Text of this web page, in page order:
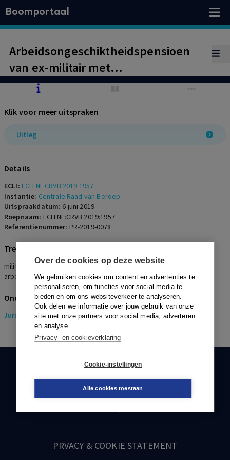
Over de cookies op deze website
We gebruiken cookies om content en advertenties te
personaliseren, om functies voor social media te
bieden en om ons websiteverkeer te analyseren.
Ook delen we informatie over jouw gebruik van onze
site met onze partners voor social media, adverteren
en analyse.
Privacy- en cookieverklaring
Cookie-instellingen
Alle cookies toestaan
Boomportaal
Arbeidsongeschiktheidspensioen
van ex-militair met
posttraumatische stress. Centrale
terecht op beroept dat mate van
arbeidsongeschiktheid hoger moet
Klik voor meer uitspraken
Uitleg
Details
ECLI: ECLI:NL:CRVB:2019:1957
Instantie: Centrale Raad van Beroep
Uitspraakdatum: 6 juni 2019
Roepnaam: ECLI:NL:CRVB:2019:1957
Referentienummer: PR-2019-0078
Trefwoorden
militair arbeidsongeschiktheidspensioen, mate van
arbeidsongeschiktheid
Onderwerpen
Juridisch> Pensioenrecht
KLANTENSERVICE
088-0301000
PRVACY & COOKIE STATEMENT